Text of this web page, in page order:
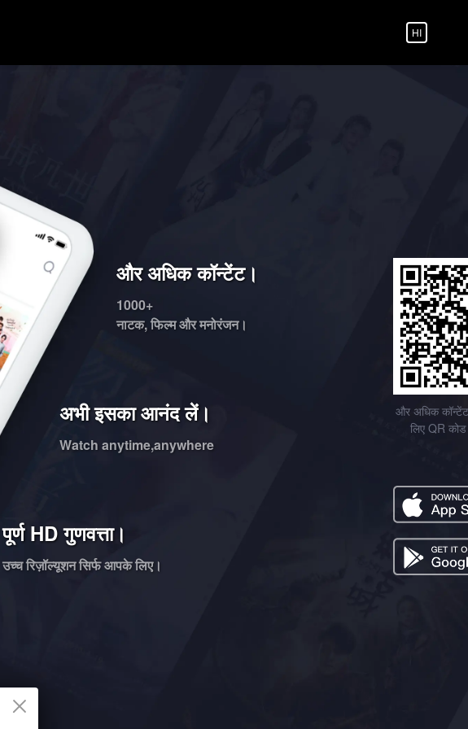
HI
और अधिक कॉन्टेंट।
1000+
नाटक, फिल्म और मनोरंजन।
अभी इसका आनंद लें।
Watch anytime,anywhere
पूर्ण HD गुणवत्ता।
उच्च रिज़ॉल्यूशन सिर्फ आपके लिए।
और अधिक
लिए QR